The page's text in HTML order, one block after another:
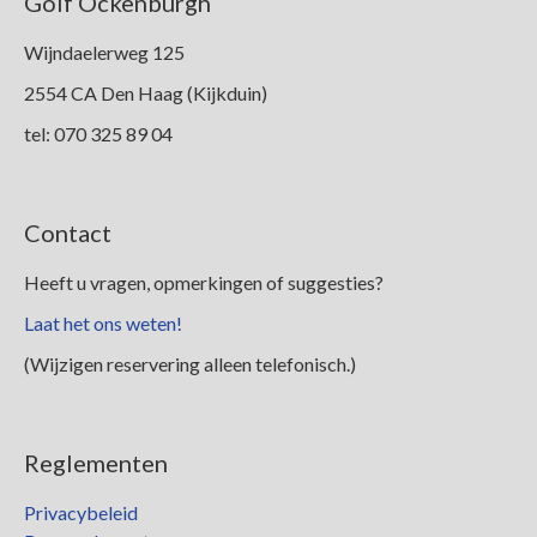
Wijndaelerweg 125
2554 CA Den Haag (Kijkduin)
tel: 070 325 89 04
Contact
Heeft u vragen, opmerkingen of suggesties?
Laat het ons weten!
(Wijzigen reservering alleen telefonisch.)
Reglementen
Privacybeleid